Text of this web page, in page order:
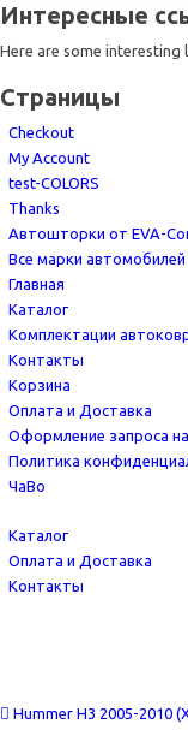
Интересные
Here are some interesting
Страницы
Checkout
My Account
test-COLORS
Thanks
Автошторки от EVA-
Все марки автомобилей
Главная
Каталог
Комплектации
Контакты
Корзина
Оплата и Доставка
Оформление запроса
Политика
ЧаВо
Каталог
Оплата и Доставка
Контакты
Hummer H3 2005-2010